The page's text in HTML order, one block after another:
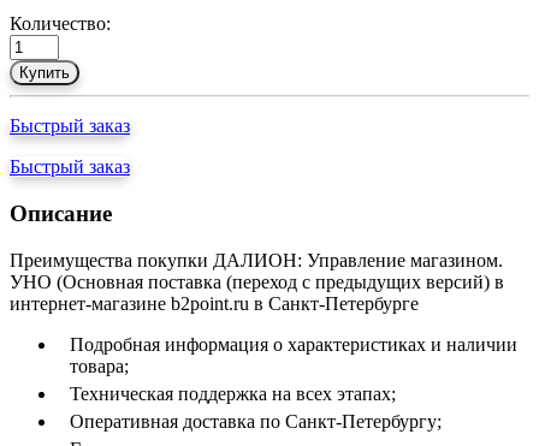
Количество:
Купить
Быстрый заказ
Быстрый заказ
Описание
Преимущества покупки ДАЛИОН: Управление магазином.
УНО (Основная поставка (переход с предыдущих версий) в
интернет-магазине b2point.ru в Санкт-Петербурге
Подробная информация о характеристиках и наличии
товара;
Техническая поддержка на всех этапах;
Оперативная доставка по Санкт-Петербургу;